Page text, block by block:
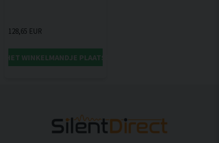
128,65 EUR
HET WINKELMANDJE PLAATSEN